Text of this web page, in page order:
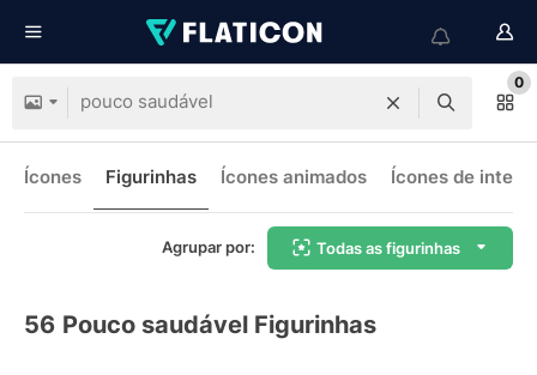
0
Ícones Figurinhas Ícones animados Ícones de
Agrupar por: Todas as figurinhas
56 Pouco saudável Figurinhas